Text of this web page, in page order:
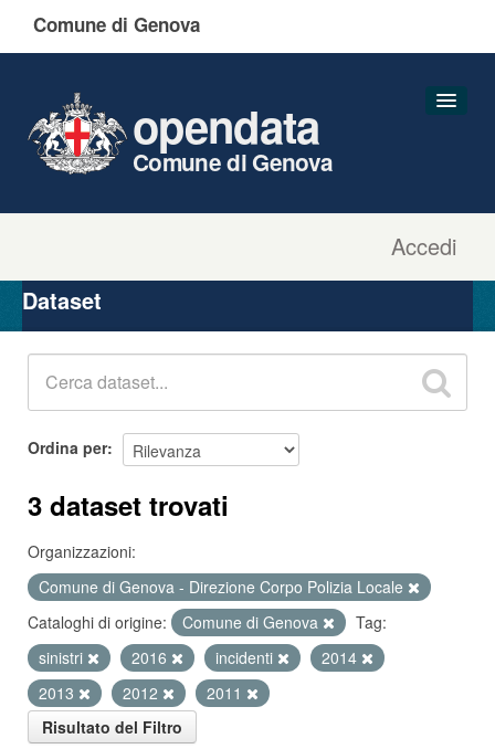
Comune di Genova
Accedi
opendata
Comune di Genova
Organizzazioni
Gruppi
Dataset
Ordina per
3 dataset trovati
Organizzazioni:
Comune di Genova - Direzione Corpo Polizia Locale
Cataloghi di origine:
Comune di Genova
Tag:
sinistri
2016 incidenti
2014
2013
2012
2011
Risultato del Filtro